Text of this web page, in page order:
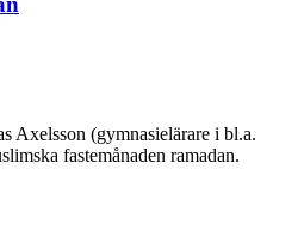
Axelsson (gymnasielärare i bl.a.
fastemånaden ramadan.